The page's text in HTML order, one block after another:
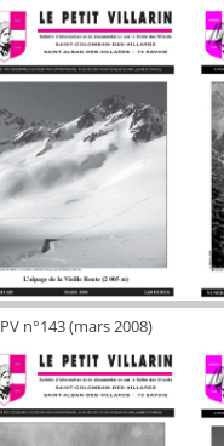
PV n°143 (mars 2008)